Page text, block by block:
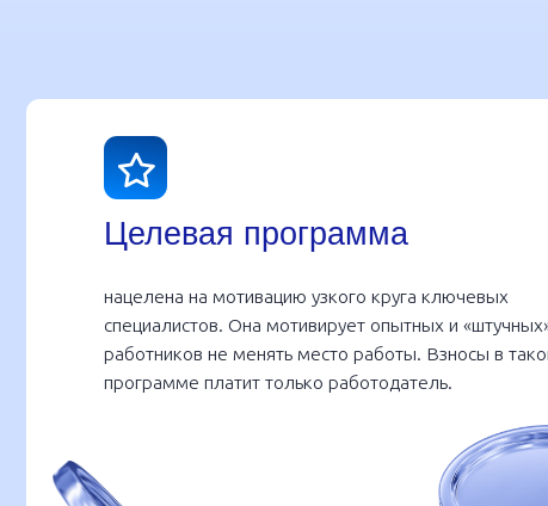
работников не менять место работы. Взносы в такой
программе платит только работодатель.
Поэтому КПП, которая еще недавно была
нишевым инструментом крупных сырьевых